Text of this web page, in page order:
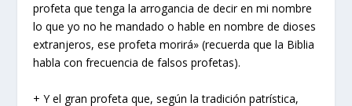
profeta que tenga la arrogancia de decir en mi nombre
lo que yo no he mandado o hable en nombre de dioses
extranjeros, ese profeta morirá» (recuerda que la Biblia
habla con frecuencia de falsos profetas).
+ Y el gran profeta que, según la tradición patrística,